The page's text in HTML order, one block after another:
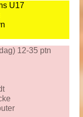
U17
12-35 ptn